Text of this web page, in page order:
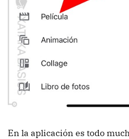
En la aplicación es todo